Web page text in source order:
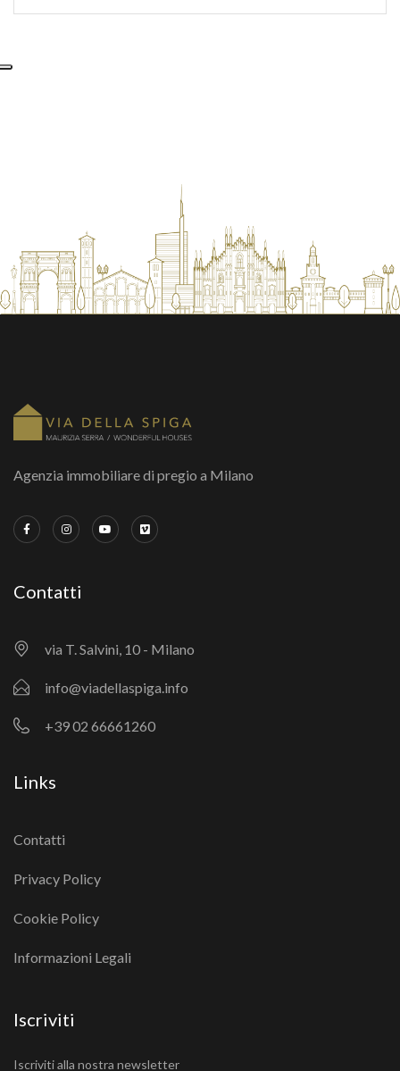
Agenzia immobiliare di pregio a Milano
Contatti
via T. Salvini, 10 - Milano
info@viadellaspiga.info
+39 02 66661260
Links
Contatti
Privacy Policy
Cookie Policy
Informazioni Legali
Iscriviti
Iscriviti alla nostra newsletter